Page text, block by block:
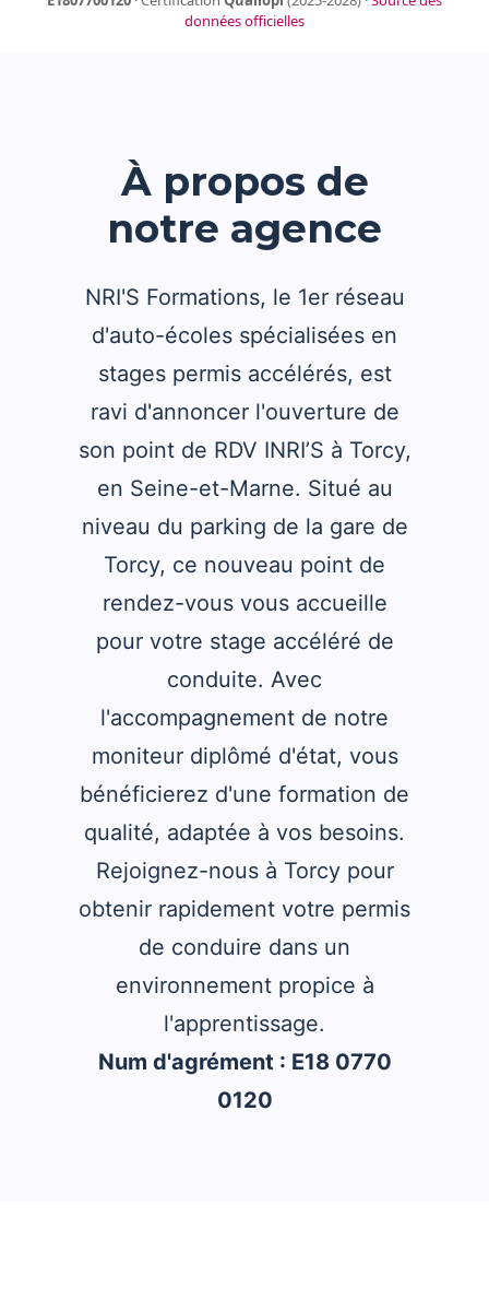
données officielles
À propos de
notre agence
NRI'S Formations, le 1er réseau
d'auto-écoles spécialisées en
stages permis accélérés, est
ravi d'annoncer l'ouverture de
son point de RDV INRI’S à Torcy,
en Seine-et-Marne. Situé au
niveau du parking de la gare de
Torcy, ce nouveau point de
rendez-vous vous accueille
pour votre stage accéléré de
conduite. Avec
l'accompagnement de notre
moniteur diplômé d'état, vous
bénéficierez d'une formation de
qualité, adaptée à vos besoins.
Rejoignez-nous à Torcy pour
obtenir rapidement votre permis
de conduire dans un
environnement propice à
l'apprentissage.
Num d'agrément : E18 0770
0120